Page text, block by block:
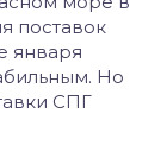
поставок
января
Но
СПГ